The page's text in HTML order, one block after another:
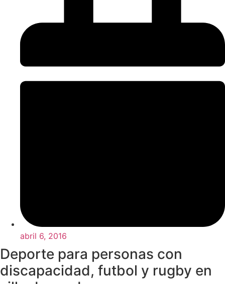
abril 6, 2016
Deporte para personas con
discapacidad, futbol y rugby en